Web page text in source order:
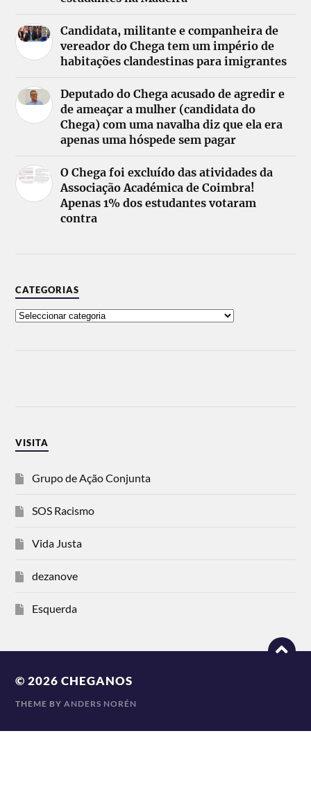
Candidata, militante e companheira de
vereador do Chega tem um império de
habitações clandestinas para imigrantes
Deputado do Chega acusado de agredir e
de ameaçar a mulher (candidata do
Chega) com uma navalha diz que ela era
apenas uma hóspede sem pagar
O Chega foi excluído das atividades da
Associação Académica de Coimbra!
Apenas 1% dos estudantes votaram
contra
CATEGORIAS
VISITA
Grupo de Ação Conjunta
SOS Racismo
Vida Justa
dezanove
Esquerda
© 2026CHEGANOS
THEME BYANDERS NORÉN